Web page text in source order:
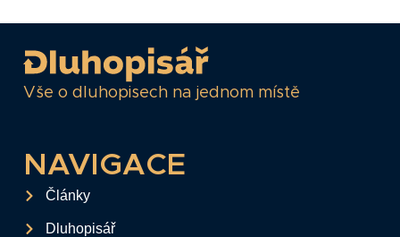
Vše o dluhopisech na jednom místě
NAVIGACE
Články
Dluhopisář